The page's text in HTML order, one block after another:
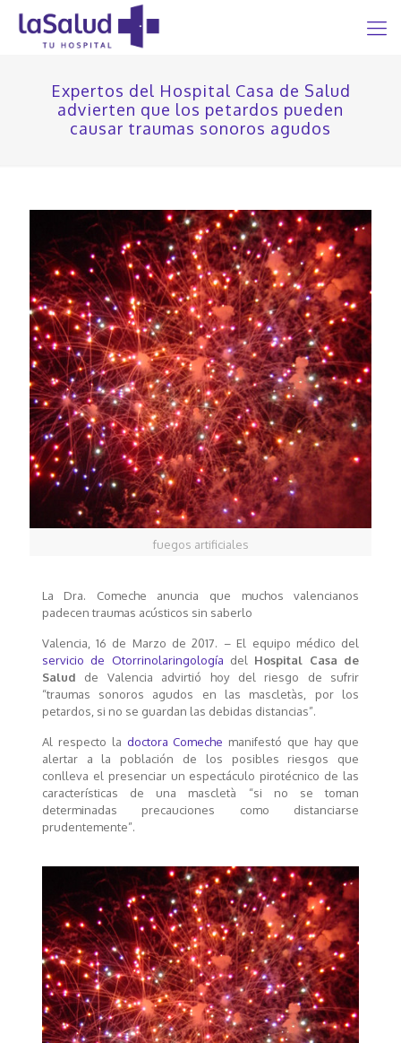
Expertos del Hospital Casa de Salud
advierten que los petardos pueden
causar traumas sonoros agudos
fuegos artificiales
La Dra. Comeche anuncia que muchos valencianos
padecen traumas acústicos sin saberlo
Valencia, 16 de Marzo de 2017. – El equipo médico del
servicio de Otorrinolaringología del Hospital Casa de
Salud de Valencia advirtió hoy del riesgo de sufrir
“traumas sonoros agudos en las mascletàs, por los
petardos, si no se guardan las debidas distancias”.
Al respecto la doctora Comeche manifestó que hay que
alertar a la población de los posibles riesgos que
conlleva el presenciar un espectáculo pirotécnico de las
características de una mascletà “si no se toman
determinadas precauciones como distanciarse
prudentemente”.